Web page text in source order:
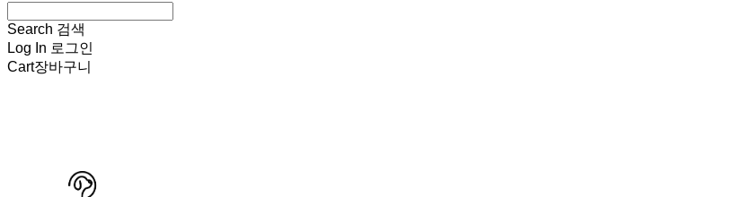
Search 검색
Log In 로그인
Cart장바구니